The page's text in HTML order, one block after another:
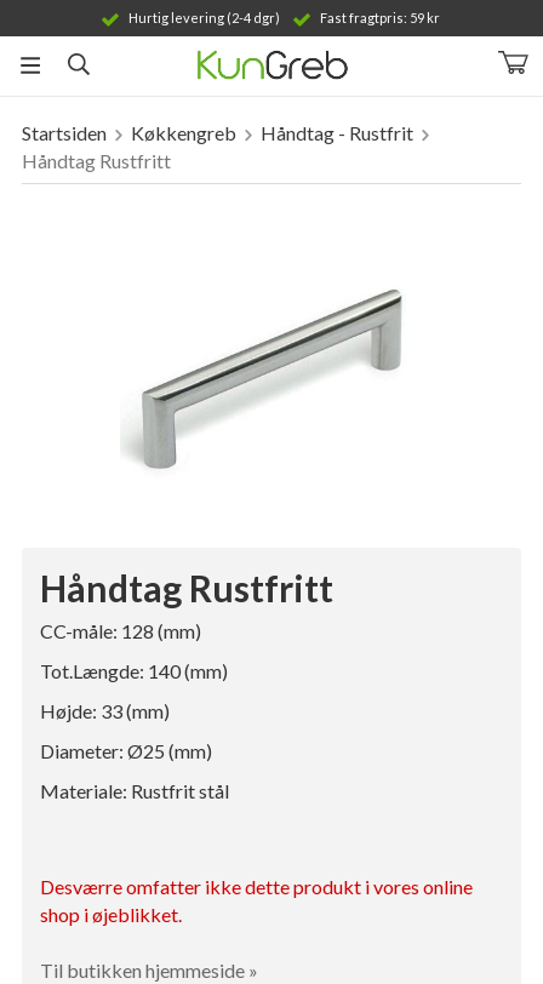
Hurtig levering (2-4 dgr) Fast fragtpris: 59 kr
Produktet er blevet tilføjet til din indkøbskurv
Startsiden Køkkengreb
Håndtag - Rustfrit
Håndtag Rustfritt
Håndtag Rustfritt
CC-måle: 128 (mm)
Tot.Længde: 140 (mm)
Højde: 33 (mm)
Diameter: Ø25 (mm)
Materiale: Rustfrit stål
Desværre omfatter ikke dette produkt i vores online
shop i øjeblikket.
Til butikken hjemmeside »